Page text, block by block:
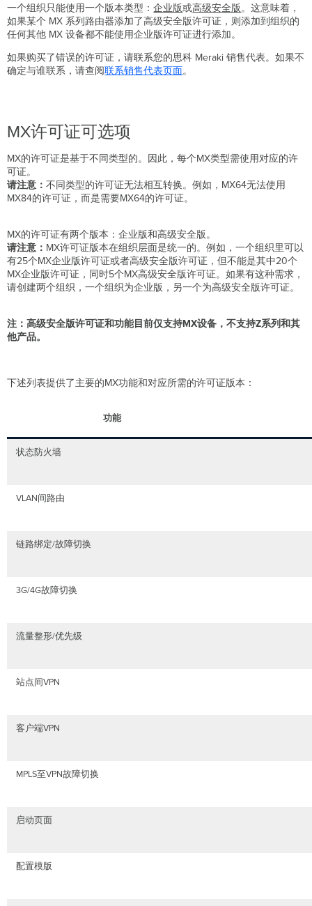
一个组织只能使用一个版本类型：企业版或高级安全版。这意味着，
如果某个 MX 系列路由器添加了高级安全版许可证，则添加到组织的
任何其他 MX 设备都不能使用企业版许可证进行添加。
如果购买了错误的许可证，请联系您的思科 Meraki 销售代表。如果不
确定与谁联系，请查阅联系销售代表页面。
MX许可证可选项
MX的许可证是基于不同类型的。因此，每个MX类型需使用对应的许
可证。
请注意：不同类型的许可证无法相互转换。例如，MX64无法使用
MX84的许可证，而是需要MX64的许可证。
MX的许可证有两个版本：企业版和高级安全版。
请注意： MX许可证版本在组织层面是统一的。例如，一个组织里可以
有25个MX企业版许可证或者高级安全版许可证，但不能是其中20个
MX企业版许可证，同时5个MX高级安全版许可证。如果有这种需求，
请创建两个组织，一个组织为企业版，另一个为高级安全版许可证。
注：高级安全版许可证和功能目前仅支持MX设备，不支持Z系列和其
他产品。
下述列表提供了主要的MX功能和对应所需的许可证版本：
功能
状态防火墙
VLAN间路由
链路绑定/故障切换
3G/4G故障切换
流量整形/优先级
站点间VPN
客户端VPN
MPLS至VPN故障切换
启动页面
配置模版